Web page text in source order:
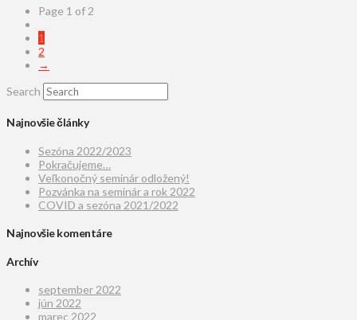
Page 1 of 2
1
2
→
Search
Najnovšie články
Sezóna 2022/2023
Pokračujeme…
Veľkonočný seminár odložený!
Pozvánka na seminár a rok 2022
COVID a sezóna 2021/2022
Najnovšie komentáre
Archív
september 2022
jún 2022
marec 2022